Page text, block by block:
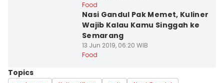
Food
Nasi Gandul Pak Memet, Kuliner
Wajib Kalau Kamu Singgah ke
Semarang
13 Jun 2019, 06:20 WIB
Food
Topics